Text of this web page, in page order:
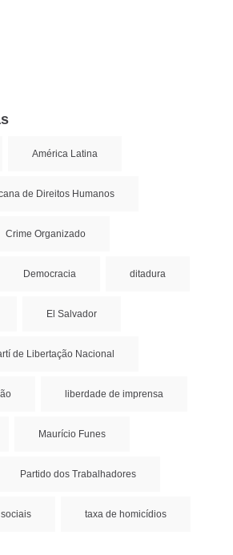
América Latina
de Direitos Humanos
Crime Organizado
Democracia ditadura
El Salvador
de Libertação Nacional
liberdade de imprensa
Maurício Funes
Partido dos Trabalhadores
taxa de homicídios